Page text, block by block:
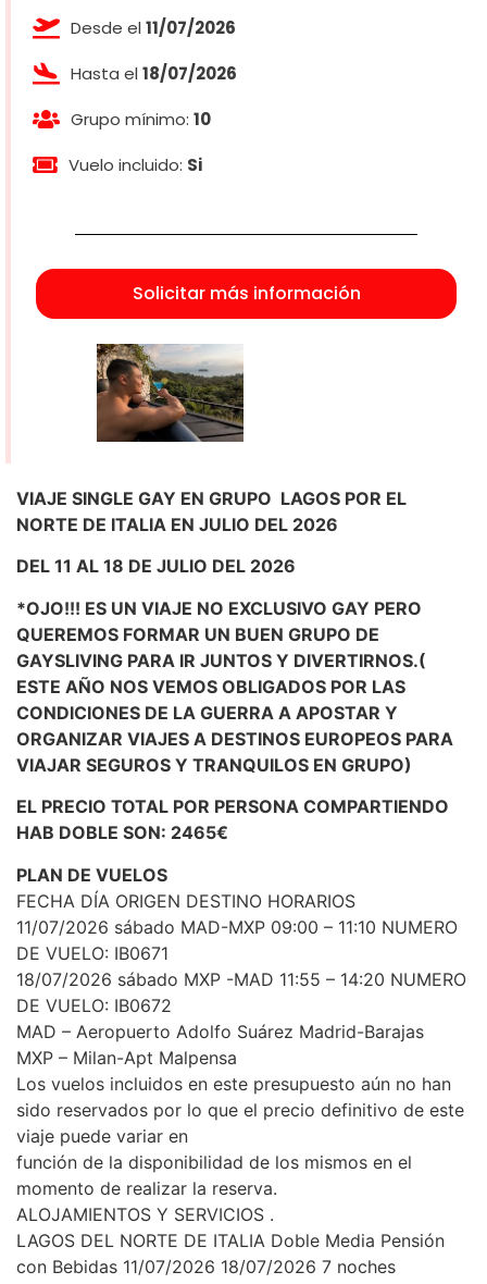
VIAJE SINGLE GAY EN GRUPO LAGOS POR EL
NORTE DE ITALIA EN JULIO DEL 2026
DEL 11 AL 18 DE JULIO DEL 2026
*OJO!!! ES UN VIAJE NO EXCLUSIVO GAY PERO
QUEREMOS FORMAR UN BUEN GRUPO DE
GAYSLIVING PARA IR JUNTOS Y DIVERTIRNOS.(
ESTE AÑO NOS VEMOS OBLIGADOS POR LAS
CONDICIONES DE LA GUERRA A APOSTAR Y
ORGANIZAR VIAJES A DESTINOS EUROPEOS PARA
VIAJAR SEGUROS Y TRANQUILOS EN GRUPO)
EL PRECIO TOTAL POR PERSONA COMPARTIENDO
HAB DOBLE SON: 2465€
PLAN DE VUELOS
FECHA DÍA ORIGEN DESTINO HORARIOS
11/07/2026 sábado MAD-MXP 09:00 – 11:10 NUMERO
DE VUELO: IB0671
18/07/2026 sábado MXP -MAD 11:55 – 14:20 NUMERO
DE VUELO: IB0672
MAD – Aeropuerto Adolfo Suárez Madrid-Barajas
MXP – Milan-Apt Malpensa
Los vuelos incluidos en este presupuesto aún no han
sido reservados por lo que el precio definitivo de este
viaje puede variar en
función de la disponibilidad de los mismos en el
momento de realizar la reserva.
ALOJAMIENTOS Y SERVICIOS .
LAGOS DEL NORTE DE ITALIA Doble Media Pensión
con Bebidas 11/07/2026 18/07/2026 7 noches
Desde el 11/07/2026
Hasta el 18/07/2026
Grupo mínimo: 10
Vuelo incluido: Si
Solicitar más información